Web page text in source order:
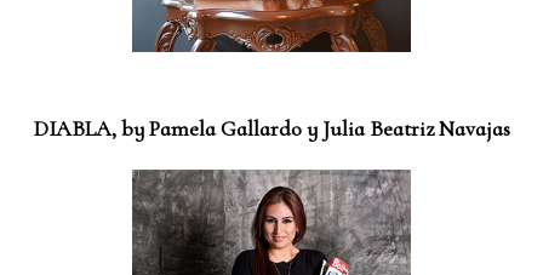
DIABLA, by Pamela Gallardo y Julia Beatriz Navajas